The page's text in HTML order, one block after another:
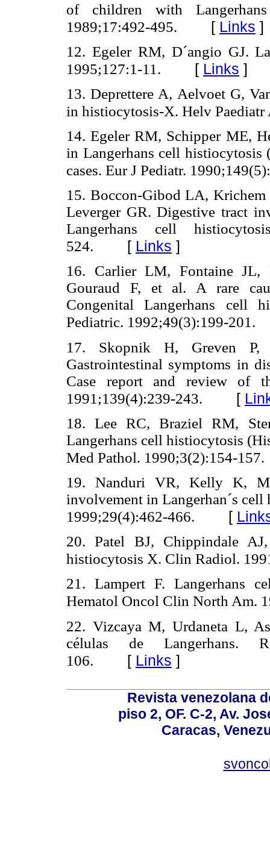
of children with
1989;17:492-495. [ Links ]
12. Egeler RM, D´angio GJ.
1995;127:1-11. [ Links ]
13. Deprettere A, Aelvoet G,
in histiocytosis-X. Helv
14. Egeler RM, Schipper ME,
in Langerhans cell
cases. Eur J Pediatr.
15. Boccon-Gibod LA,
Leverger GR. Digestive tract
Langerhans cell
524. [ Links ]
16. Carlier LM, Fontaine JL,
Gouraud F, et al. A rare
Congenital Langerhans cell
Pediatric. 1992;49(3):199-201.
17. Skopnik H, Greven
Gastrointestinal symptoms in
Case report and review of
1991;139(4):239-243. [
18. Lee RC, Braziel RM,
Langerhans cell histiocytosis
Med Pathol. 1990;3(2):154-157.
19. Nanduri VR, Kelly K,
involvement in Langerhan´s
1999;29(4):462-466. [
20. Patel BJ, Chippindale
histiocytosis X. Clin Radiol.
21. Lampert F. Langerhans
Hematol Oncol Clin North Am.
22. Vizcaya M, Urdaneta L,
células de Langerhans.
106. [ Links ]
Revista venezolana
piso 2, OF. C-2, Av.
Caracas,